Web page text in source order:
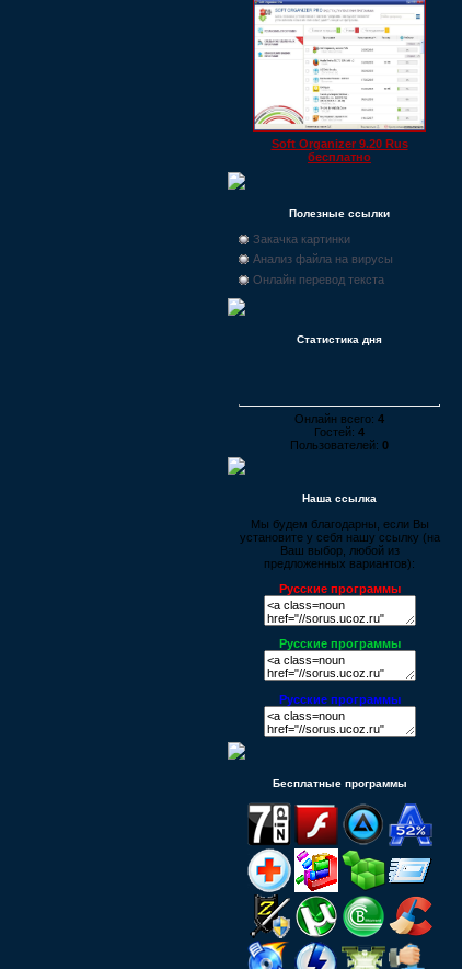
Soft Organizer 9.20 Rus
бесплатно
Полезные ссылки
Закачка картинки
Анализ файла на вирусы
Онлайн перевод текста
Статистика дня
Онлайн всего: 4
Гостей: 4
Пользователей: 0
Наша ссылка
Мы будем благодарны, если Вы
установите у себя нашу ссылку (на
Ваш выбор, любой из
предложенных вариантов):
Русские программы
Русские программы
Русские программы
Бесплатные программы